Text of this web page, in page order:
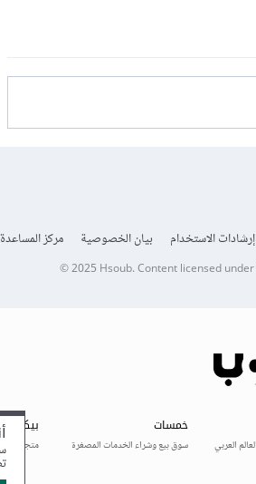
إرشادات الاستخدام بيان الخصوصية مركز المساعدة
© 2025 Hsoub.Content licensed under